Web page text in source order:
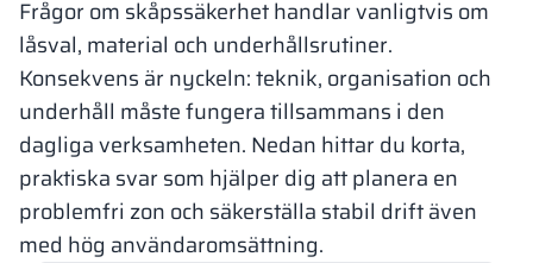
Frågor om skåpssäkerhet handlar vanligtvis om
låsval, material och underhållsrutiner.
Konsekvens är nyckeln: teknik, organisation och
underhåll måste fungera tillsammans i den
dagliga verksamheten. Nedan hittar du korta,
praktiska svar som hjälper dig att planera en
problemfri zon och säkerställa stabil drift även
med hög användaromsättning.